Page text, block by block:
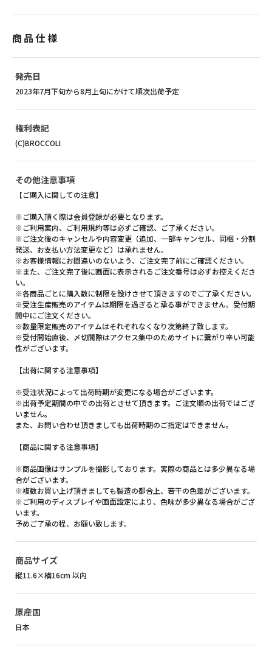
商品仕様
発売日
2023年7月下旬から8月上旬にかけて順次出荷予定
権利表記
(C)BROCCOLI
その他注意事項
【ご購入に関しての注意】
※ご購入頂く際は会員登録が必要となります。
※ご利用案内、ご利用規約等は必ずご確認、ご了承ください。
※ご注文後のキャンセルや内容変更（追加、一部キャンセル、同梱・分割
発送、お支払い方法変更など）は承れません。
※お客様情報にお間違いのないよう、ご注文完了前にご確認ください。
※また、ご注文完了後に画面に表示されるご注文番号は必ずお控えくださ
い。
※各商品ごとに購入数に制限を設けさせて頂きますのでご了承ください。
※受注生産販売のアイテムは期限を過ぎると承る事ができません。受付期
間中にご注文ください。
※数量限定販売のアイテムはそれぞれなくなり次第終了致します。
※受付開始直後、〆切間際はアクセス集中のためサイトに繋がり辛い可能
性がございます。
【出荷に関する注意事項】
※受注状況によって出荷時期が変更になる場合がございます。
※出荷予定期間の中での出荷とさせて頂きます。ご注文順の出荷ではござ
いません。
また、お問い合わせ頂きましても出荷時期のご指定はできません。
【商品に関する注意事項】
※商品画像はサンプルを撮影しております。実際の商品とは多少異なる場
合がございます。
※複数お買い上げ頂きましても製造の都合上、若干の色差がございます。
※ご利用のディスプレイや画面設定により、色味が多少異なる場合がござ
います。
予めご了承の程、お願い致します。
商品サイズ
縦11.6×横16cm 以内
原産国
日本